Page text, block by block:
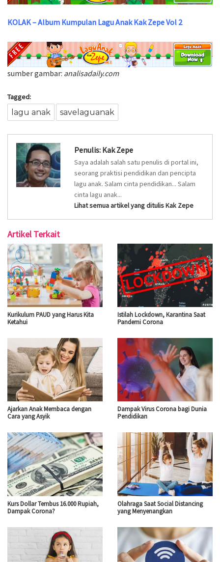
KOLAK – Album Kumpulan Lagu Anak Kak Zepe Vol 2
sumber gambar: analisadaily.com
Tagged:
lagu anak savelaguanak
Penulis: Kak Zepe
Saya adalah salah satu penulis di portal ini,
seorang praktisi pendidikan dan pencipta
lagu anak. Salam cinta pendidikan... Salam
cinta lagu anak...
Lihat semua artikel yang ditulis Kak Zepe
Artikel Terkait
Kurikulum PAUD yang Harus Kita
Ketahui
Istilah Lockdown, Karantina Saat
Pandemi Corona
Ajarkan Anak Membaca dengan
Cara yang Asyik
Dampak Virus Corona bagi Dunia
Pendidikan
Kurs Dollar Tembus 16.000 Rupiah,
Dampak Corona?
Olahraga Saat Social Distancing
yang Menyenangkan